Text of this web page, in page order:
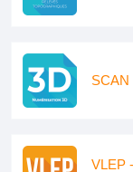
SCAN
VLEP